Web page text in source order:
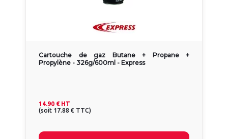
Cartouche de gaz Butane + Propane +
Propylène - 326g/600ml - Express
14.90 € HT
(soit 17.88 € TTC)